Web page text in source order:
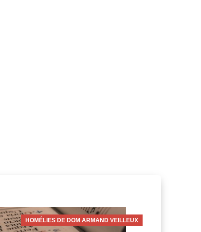
HOMÉLIES DE DOM ARMAND VEILLEUX